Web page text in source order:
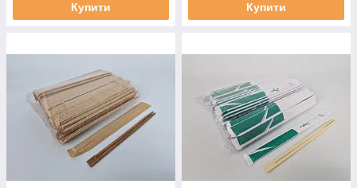
Купити Купити